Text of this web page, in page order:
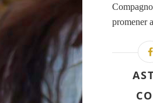
promener